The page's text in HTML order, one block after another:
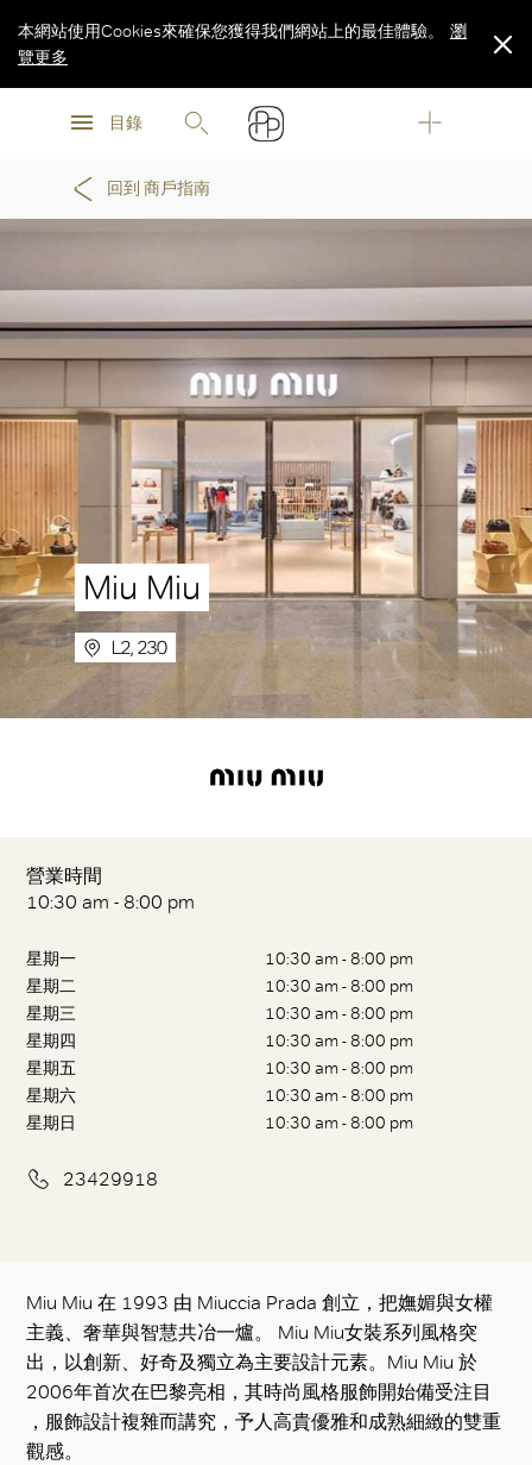
瀏
目錄
本網站使用Cookies來確保您獲得我們網站上的最佳體驗。
瀏
覽更多
回到 商戶指南
Miu Miu
L2, 230
營業時間
10:30 am - 8:00 pm
星期一
10:30 am - 8:00 pm
星期二
10:30 am - 8:00 pm
星期三
10:30 am - 8:00 pm
星期四
10:30 am - 8:00 pm
星期五
10:30 am - 8:00 pm
星期六
10:30 am - 8:00 pm
星期日
10:30 am - 8:00 pm
23429918
Miu Miu 在 1993 由 Miuccia Prada 創立，把嫵媚與女權
主義、奢華與智慧共冶一爐。 Miu Miu女裝系列風格突
出，以創新、好奇及獨立為主要設計元素。Miu Miu 於
2006年首次在巴黎亮相，其時尚風格服飾開始備受注目
，服飾設計複雜而講究，予人高貴優雅和成熟細緻的雙重
觀感。